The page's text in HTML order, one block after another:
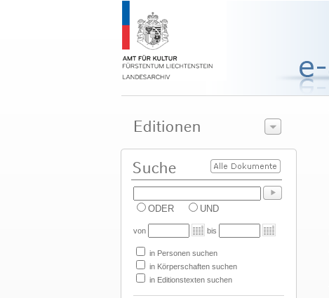
ODER UND
von bis
in Personen suchen
in Körperschaften suchen
in Editionstexten suchen